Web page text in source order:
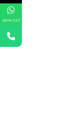
דברו איתנו